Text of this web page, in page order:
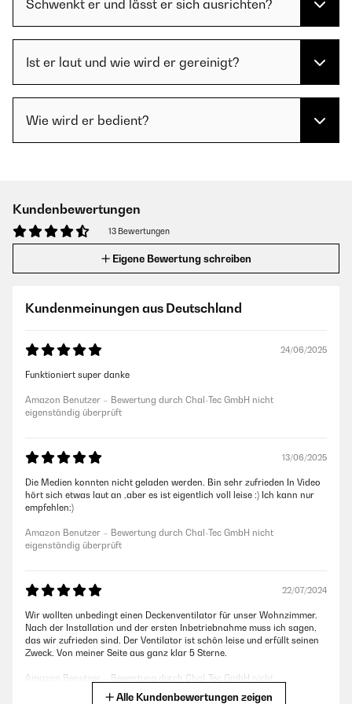
Schwenkt er und lässt er sich ausrichten?
Ist er laut und wie wird er gereinigt?
Wie wird er bedient?
Kundenbewertungen
13 Bewertungen
Eigene Bewertung schreiben
Kundenmeinungen aus Deutschland
24/06/2025
Funktioniert super danke
Amazon Benutzer – Bewertung durch Chal-Tec GmbH nicht
eigenständig überprüft
13/06/2025
Die Medien konnten nicht geladen werden. Bin sehr zufrieden In Video
hört sich etwas laut an ,aber es ist eigentlich voll leise :) Ich kann nur
empfehlen:)
Amazon Benutzer – Bewertung durch Chal-Tec GmbH nicht
eigenständig überprüft
22/07/2024
Wir wollten unbedingt einen Deckenventilator für unser Wohnzimmer.
Nach der Installation und der ersten Inbetriebnahme muss ich sagen,
das wir zufrieden sind. Der Ventilator ist schön leise und erfüllt seinen
Zweck. Von meiner Seite aus ganz klar 5 Sterne.
Amazon Benutzer – Bewertung durch Chal-Tec GmbH nicht
eigenständig überprüftAlle Kundenbewertungen zeigen